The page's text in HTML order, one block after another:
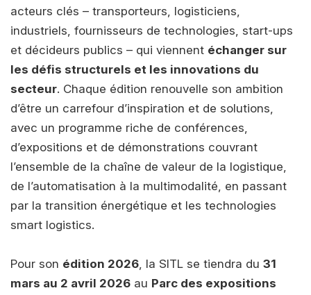
acteurs clés – transporteurs, logisticiens,
industriels, fournisseurs de technologies, start-ups
et décideurs publics – qui viennent échanger sur
les défis structurels et les innovations du
secteur. Chaque édition renouvelle son ambition
d’être un carrefour d’inspiration et de solutions,
avec un programme riche de conférences,
d’expositions et de démonstrations couvrant
l’ensemble de la chaîne de valeur de la logistique,
de l’automatisation à la multimodalité, en passant
par la transition énergétique et les technologies
smart logistics.
Pour son édition 2026, la SITL se tiendra du 31
mars au 2 avril 2026 au Parc des expositions